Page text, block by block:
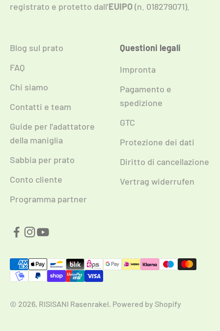
registrato e protetto dall'EUIPO(n. 018279071).
Blog sul prato
FAQ
Chi siamo
Contatti e team
Guide per l'adattatore
della maniglia
Sabbia per prato
Conto cliente
Programma partner
Questioni legali
Impronta
Pagamento e
spedizione
GTC
Protezione dei dati
Diritto di cancellazione
Vertrag widerrufen
© 2026, RISISANI Rasenrakel. Powered by Shopify